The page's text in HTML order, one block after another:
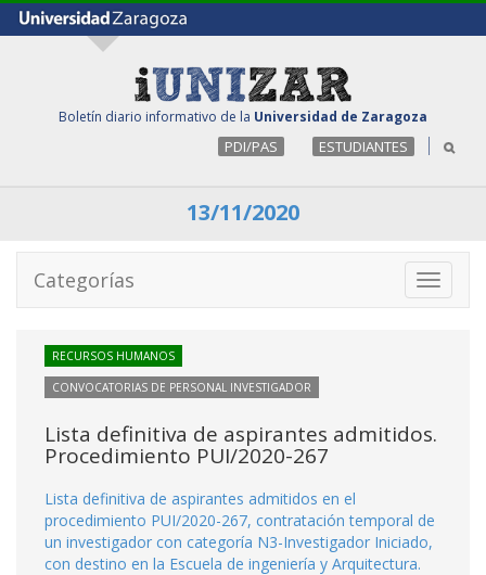
Boletín diario informativo de la Universidad de Zaragoza
PDI/PAS ESTUDIANTES
13/11/2020
Toggle
Categorías
RECURSOS HUMANOS
CONVOCATORIAS DE PERSONAL INVESTIGADOR
Lista definitiva de aspirantes admitidos.
Procedimiento PUI/2020-267
Lista definitiva de aspirantes admitidos en el
procedimiento PUI/2020-267, contratación temporal de
un investigador con categoría N3-Investigador Iniciado,
con destino en la Escuela de ingeniería y Arquitectura.